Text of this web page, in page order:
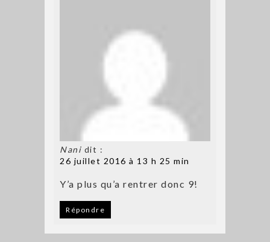
Nani dit :
26 juillet 2016 à 13 h 25 min
Y’a plus qu’a rentrer donc 9!
Répondre